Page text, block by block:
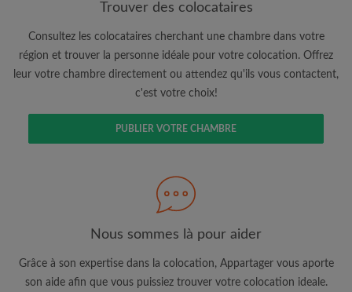
d'Appartager.lu et ai pris connaissance de la Politique de
Je souhaite recevoir des offres exclusives et des mises à
semble important
Trouver des colocataires
Consultez les colocataires cherchant une chambre dans votre
région et trouver la personne idéale pour votre colocation. Offrez
leur votre chambre directement ou attendez qu'ils vous contactent,
c'est votre choix!
PUBLIER VOTRE CHAMBRE
Nous sommes là pour aider
Grâce à son expertise dans la colocation, Appartager vous aporte
son aide afin que vous puissiez trouver votre colocation ideale.